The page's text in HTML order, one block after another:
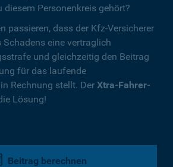
diesem Personenkreis gehört?
passieren, dass der Kfz-Versicherer
Schadens eine vertraglich
und gleichzeitig den Beitrag
für das laufende
Rechnung stellt. Der Xtra-Fahrer-
Lösung!
Beitrag berechnen